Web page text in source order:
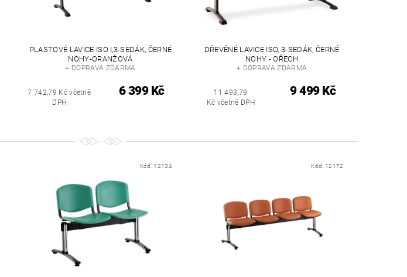
PLASTOVÉ LAVICE ISO I,3-SEDÁK, ČERNÉ
NOHY-ORANŽOVÁ
+ DOPRAVA ZDARMA
7 742,79 Kč včetně
DPH
6 399 Kč
DŘEVĚNÉ LAVICE ISO, 3-SEDÁK, ČERNÉ
NOHY - OŘECH
+ DOPRAVA ZDARMA
11 493,79
Kč včetně DPH
9 499 Kč
Kód: 12134 Kód: 12172